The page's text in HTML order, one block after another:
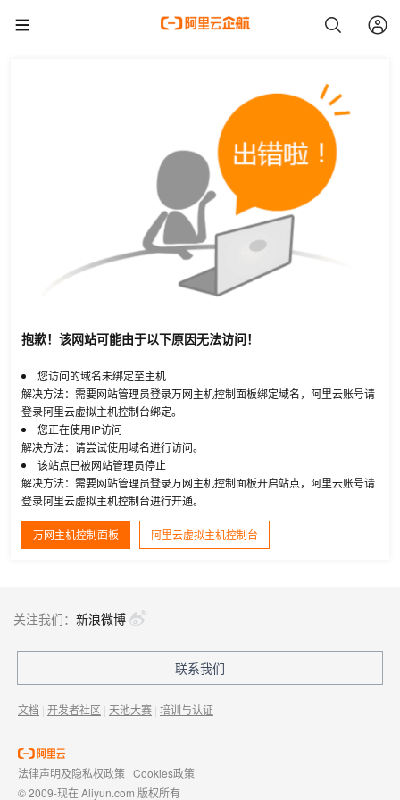
抱歉！该网站可能由于以下原因无法访问！
您访问的域名未绑定至主机
解决方法：需要网站管理员登录万网主机控制面板绑定域名，阿里云账号请
登录阿里云虚拟主机控制台绑定。
您正在使用IP访问
解决方法：请尝试使用域名进行访问。
该站点已被网站管理员停止
解决方法：需要网站管理员登录万网主机控制面板开启站点，阿里云账号请
登录阿里云虚拟主机控制台进行开通。
万网主机控制面板 阿里云虚拟主机控制台